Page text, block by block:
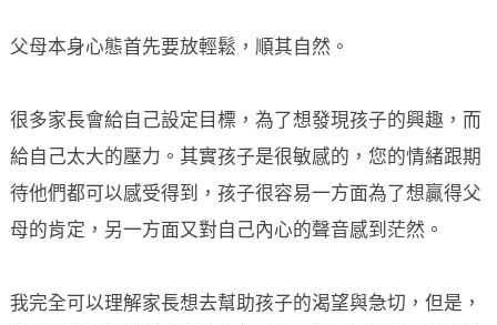
父母本身心態首先要放輕鬆，順其自然。
很多家長會給自己設定目標，為了想發現孩子的興趣，而
給自己太大的壓力。其實孩子是很敏感的，您的情緒跟期
待他們都可以感受得到，孩子很容易一方面為了想贏得父
母的肯定，另一方面又對自己內心的聲音感到茫然。
我完全可以理解家長想去幫助孩子的渴望與急切，但是，